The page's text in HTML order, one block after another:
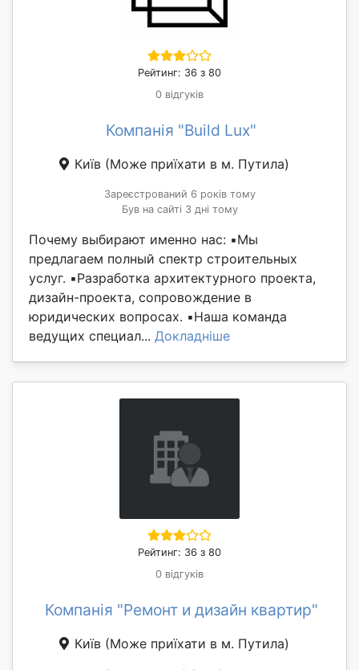
Рейтинг: 36 з 80
0 відгуків
Компанія "Build Lux"
Київ (Може приїхати в м. Путила)
Зареєстрований 6 років тому
Був на сайті 3 дні тому
Почему выбирают именно нас: ▪️Мы
предлагаем полный спектр строительных
услуг. ▪️Разработка архитектурного проекта,
дизайн-проекта, сопровождение в
юридических вопросах. ▪️Наша команда
ведущих специал... Докладніше
Рейтинг: 36 з 80
0 відгуків
Компанія "Ремонт и дизайн квартир"
Київ (Може приїхати в м. Путила)